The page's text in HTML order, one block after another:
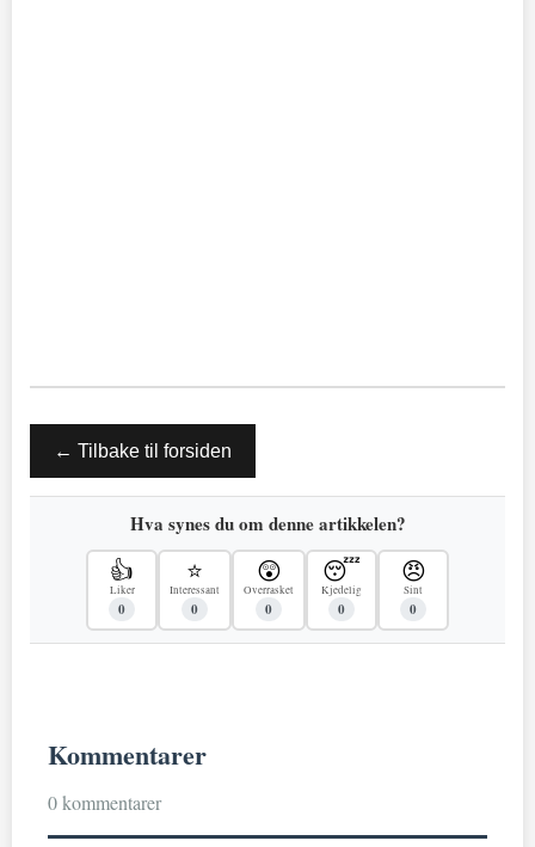
← Tilbake til forsiden
Hva synes du om denne artikkelen?
👍
Liker
0
⭐
Interessant
0
😲
Overrasket
0
😴
Kjedelig
0
😠
Sint
0
Kommentarer
0 kommentarer